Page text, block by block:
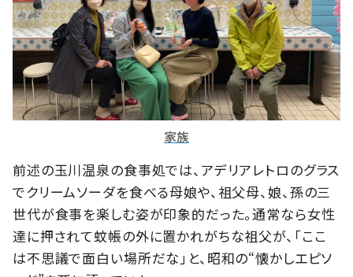
家族
前述の玉川温泉の食事処では、アデリアレトロのグラス
でクリームソーダを食べる母娘や、祖父母、娘、孫の三
世代が食事を楽しむ姿が印象的だった。通常なら女性
達に押されて蚊帳の外に置かれがちな祖父が、「ここ
は不思議で面白い場所だな」と、昭和の“懐かしエピソ